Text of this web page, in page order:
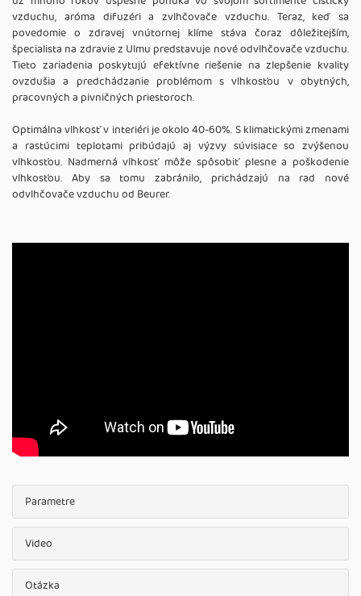
vzduchu, aróma difuzéri a zvlhčovače vzduchu. Teraz, keď sa
povedomie o zdravej vnútornej klíme stáva čoraz dôležitejším,
špecialista na zdravie z Ulmu predstavuje nové odvlhčovače vzduchu.
Tieto zariadenia poskytujú efektívne riešenie na zlepšenie kvality
ovzdušia a predchádzanie problémom s vlhkosťou v obytných,
pracovných a pivničných priestoroch.
Optimálna vlhkosť v interiéri je okolo 40-60%. S klimatickými zmenami
a rastúcimi teplotami pribúdajú aj výzvy súvisiace so zvýšenou
vlhkosťou. Nadmerná vlhkosť môže spôsobiť plesne a poškodenie
vlhkosťou. Aby sa tomu zabránilo, prichádzajú na rad nové
odvlhčovače vzduchu od Beurer.
Parametre
Video
Otázka